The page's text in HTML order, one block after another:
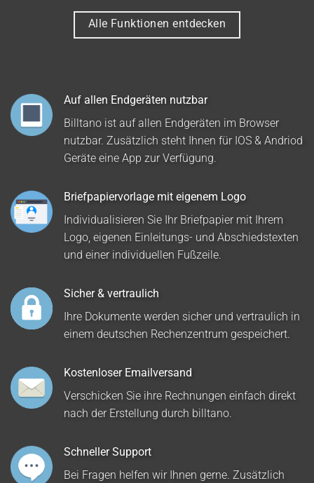
Alle Funktionen entdecken
Auf allen Endgeräten nutzbar
Billtano ist auf allen Endgeräten im Browser
nutzbar. Zusätzlich steht Ihnen für IOS & Andriod
Geräte eine App zur Verfügung.
Briefpapiervorlage mit eigenem Logo
Individualisieren Sie Ihr Briefpapier mit Ihrem
Logo, eigenen Einleitungs- und Abschiedstexten
und einer individuellen Fußzeile.
Sicher & vertraulich
Ihre Dokumente werden sicher und vertraulich in
einem deutschen Rechenzentrum gespeichert.
Kostenloser Emailversand
Verschicken Sie ihre Rechnungen einfach direkt
nach der Erstellung durch billtano.
Schneller Support
Bei Fragen helfen wir Ihnen gerne. Zusätzlich